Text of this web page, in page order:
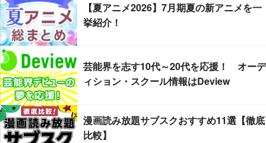
【夏アニメ2026】7月期夏の新アニメを一
挙紹介！
芸能界を志す10代～20代を応援！ オーデ
ィション・スクール情報はDeview
漫画読み放題サブスクおすすめ11選【徹底
比較】